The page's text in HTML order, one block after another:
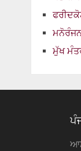
ਮੁੱਖ